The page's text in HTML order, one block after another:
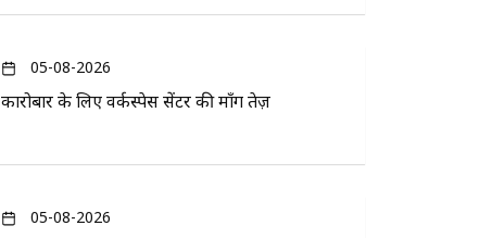
05-08-2026
कारोबार के लिए वर्कस्पेस सेंटर की माँग तेज़
05-08-2026